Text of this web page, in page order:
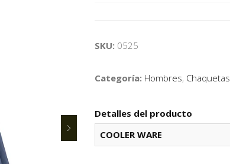
SKU: 0525
Categoría: Hombres, Chaquetas
Detalles del producto
COOLER WARE